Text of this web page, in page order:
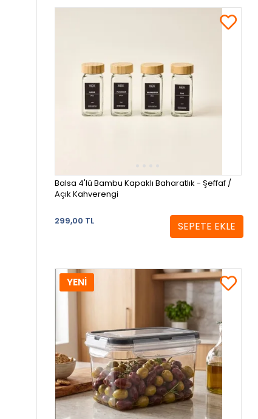
Balsa 4'lü Bambu Kapaklı Baharatlık - Şeffaf /
Açık Kahverengi
299,00 TL SEPETE EKLE
YENİ